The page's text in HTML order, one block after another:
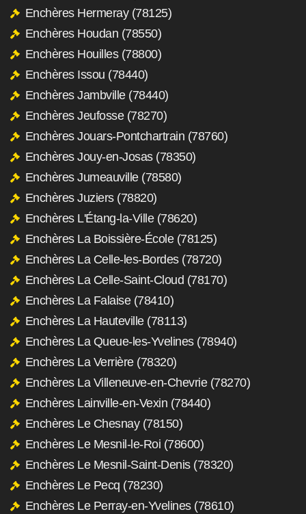
Enchères Hermeray (78125)
Enchères Houdan (78550)
Enchères Houilles (78800)
Enchères Issou (78440)
Enchères Jambville (78440)
Enchères Jeufosse (78270)
Enchères Jouars-Pontchartrain (78760)
Enchères Jouy-en-Josas (78350)
Enchères Jumeauville (78580)
Enchères Juziers (78820)
Enchères L'Étang-la-Ville (78620)
Enchères La Boissière-École (78125)
Enchères La Celle-les-Bordes (78720)
Enchères La Celle-Saint-Cloud (78170)
Enchères La Falaise (78410)
Enchères La Hauteville (78113)
Enchères La Queue-les-Yvelines (78940)
Enchères La Verrière (78320)
Enchères La Villeneuve-en-Chevrie (78270)
Enchères Lainville-en-Vexin (78440)
Enchères Le Chesnay (78150)
Enchères Le Mesnil-le-Roi (78600)
Enchères Le Mesnil-Saint-Denis (78320)
Enchères Le Pecq (78230)
Enchères Le Perray-en-Yvelines (78610)